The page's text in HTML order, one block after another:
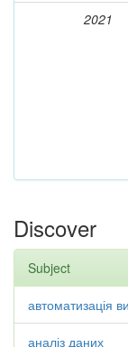
2021
Discover
Subject
автоматизація
аналіз даних